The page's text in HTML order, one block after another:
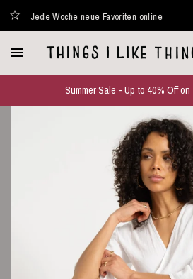
Jede Woche neue Favoriten online
Summer Sale - Up to 40% Off on